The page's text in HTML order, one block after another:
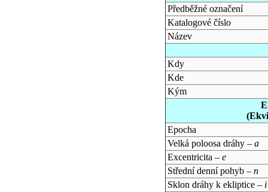
Předběžné označení
Katalogové číslo
Název
Kdy
Kde
Kým
Epocha
Velká poloosa dráhy – a
Excentricita – e
Střední denní pohyb – n
Sklon dráhy k ekliptice – i